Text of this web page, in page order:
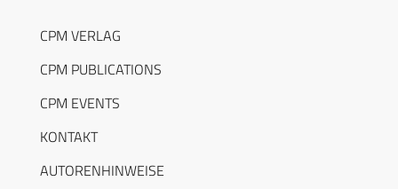
CPM VERLAG
CPM PUBLICATIONS
CPM EVENTS
KONTAKT
AUTORENHINWEISE